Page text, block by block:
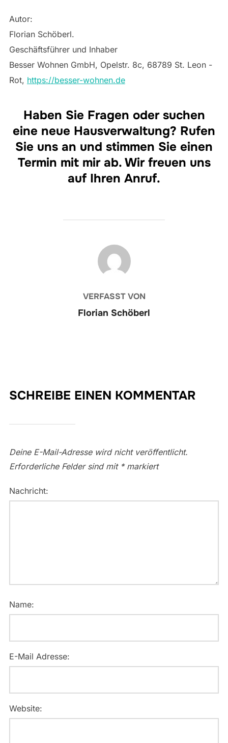
Autor:
Florian Schöberl.
Geschäftsführer und Inhaber
Besser Wohnen GmbH, Opelstr. 8c, 68789 St. Leon -
Rot, https://besser-wohnen.de
Haben Sie Fragen oder suchen
eine neue Hausverwaltung? Rufen
Sie uns an und stimmen Sie einen
Termin mit mir ab. Wir freuen uns
auf Ihren Anruf.
BEITRAGSAUTOR
VERFASST VON
Florian Schöberl
SCHREIBE EINEN KOMMENTAR
Deine E-Mail-Adresse wird nicht veröffentlicht.
Erforderliche Felder sind mit *markiert
Nachricht:
Name:
E-Mail Adresse:
Website: